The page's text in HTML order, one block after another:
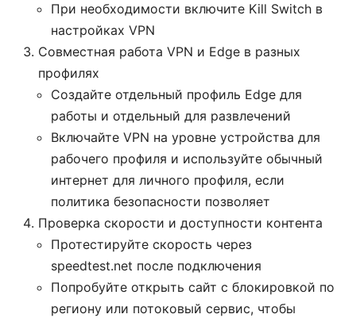
При необходимости включите Kill Switch в
настройках VPN
Совместная работа VPN и Edge в разных
профилях
Создайте отдельный профиль Edge для
работы и отдельный для развлечений
Включайте VPN на уровне устройства для
рабочего профиля и используйте обычный
интернет для личного профиля, если
политика безопасности позволяет
Проверка скорости и доступности контента
Протестируйте скорость через
speedtest.net после подключения
Попробуйте открыть сайт с блокировкой по
региону или потоковый сервис, чтобы